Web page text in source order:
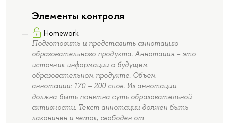
Элементы контроля
Homework
Подготовить и представить аннотацию
образовательного продукта. Аннотация – это
источник информации о будущем
образовательном продукте. Объем
аннотации: 170 – 200 слов. Из аннотации
должна быть понятна суть образовательной
активности. Текст аннотации должен быть
лаконичен и четок, свободен от